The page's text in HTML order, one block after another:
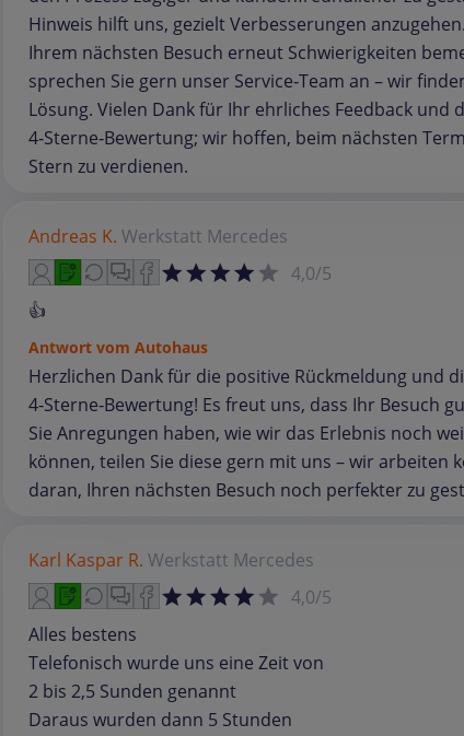
Hinweis hilft uns, gezielt Verbesserungen
Ihrem nächsten Besuch erneut Schwierigkeiten
sprechen Sie gern unser Service‑Team an – wir
Lösung. Vielen Dank für Ihr ehrliches Feedback und
4‑Sterne‑Bewertung; wir hoffen, beim nächsten
Stern zu verdienen.
Andreas K. Werkstatt Mercedes
4,0/5
👍
Antwort vom Autohaus
Herzlichen Dank für die positive Rückmeldung und
4‑Sterne‑Bewertung! Es freut uns, dass Ihr Besuch
Sie Anregungen haben, wie wir das Erlebnis noch
können, teilen Sie diese gern mit uns – wir arbeiten
daran, Ihren nächsten Besuch noch perfekter zu
Karl Kaspar R. Werkstatt Mercedes
4,0/5
Alles bestens
Telefonisch wurde uns eine Zeit von
2 bis 2,5 Sunden genannt
Daraus wurden dann 5 Stunden